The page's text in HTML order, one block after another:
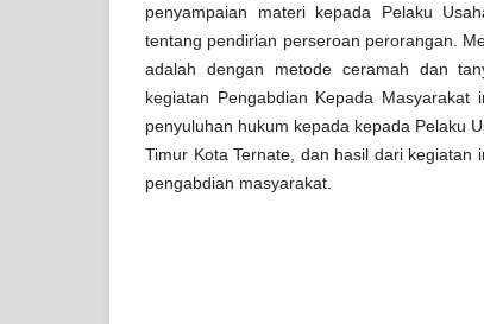
penyampaian materi kepada Pelaku
tentang pendirian perseroan perorangan.
adalah dengan metode ceramah dan
kegiatan Pengabdian Kepada Masyarakat
penyuluhan hukum kepada kepada Pelaku
Timur Kota Ternate, dan hasil dari kegiatan
pengabdian masyarakat.